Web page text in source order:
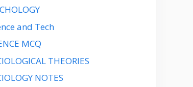
and Tech
MCQ
THEORIES
NOTES